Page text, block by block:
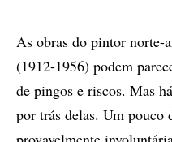
As obras do pintor norte-
(1912-1956) podem
de pingos e riscos. Mas
por trás delas. Um pouco